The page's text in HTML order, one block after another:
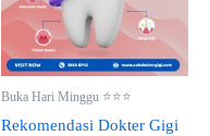
Buka Hari Minggu ⭐⭐⭐
Rekomendasi Dokter Gigi